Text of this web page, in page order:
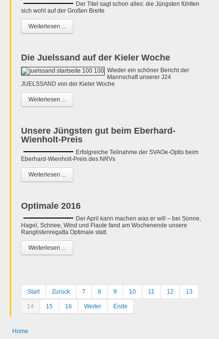
Der Titel sagt schon alles: die Jüngsten fühlten
sich wohl auf der Großen Breite
Weiterlesen ...
Die Juelssand auf der Kieler Woche
Wieder ein schöner Bericht der
Mannschaft unserer J24
JUELSSAND von der Kieler Woche
Weiterlesen ...
Unsere Jüngsten gut beim Eberhard-
Wienholt-Preis
Erfolgreiche Teilnahme der SVAOe-Optis beim
Eberhard-Wienholt-Preis des NRVs
Weiterlesen ...
Optimale 2016
Der April kann machen was er will – bei Sonne,
Hagel, Schnee, Wind und Flaute fand am Wochenende unsere
Ranglistenregatta Optimale statt.
Weiterlesen ...
Start Zurück 7 8 9 10 11 12 13
14 15 16 Weiter Ende
Home